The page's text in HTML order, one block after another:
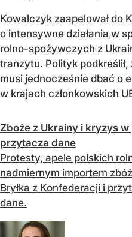
Kowalczyk zaapelował do
o intensywne działania w
rolno-spożywczych z
tranzytu. Polityk
musi jednocześnie dbać o
w krajach członkowskich
Zboże z Ukrainy i kryzys
przytacza dane
Protesty, apele polskich
nadmiernym importem
Bryłka z Konfederacji i
dane.